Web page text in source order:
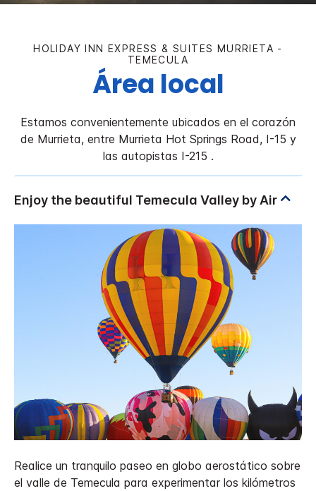
HOLIDAY INN EXPRESS & SUITES MURRIETA -
TEMECULA
Área local
Estamos convenientemente ubicados en el corazón
de Murrieta, entre Murrieta Hot Springs Road, I-15 y
las autopistas I-215 .
Realice un tranquilo paseo en globo aerostático sobre
el valle de Temecula para experimentar los kilómetros